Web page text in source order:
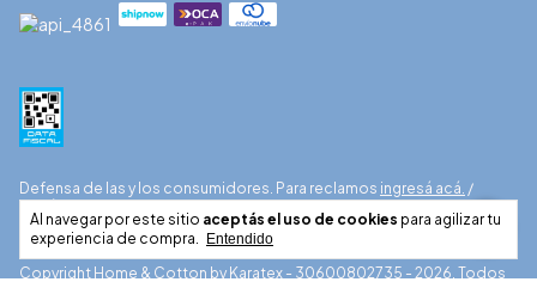
Al navegar por este sitio aceptás el uso de cookies para agilizar tu
experiencia de compra.
Entendido
Defensa de las y los consumidores. Para reclamos ingresá acá. /
Botón de arrepentimiento
Copyright Home & Cotton by Karatex - 30600802735 - 2026. Todos